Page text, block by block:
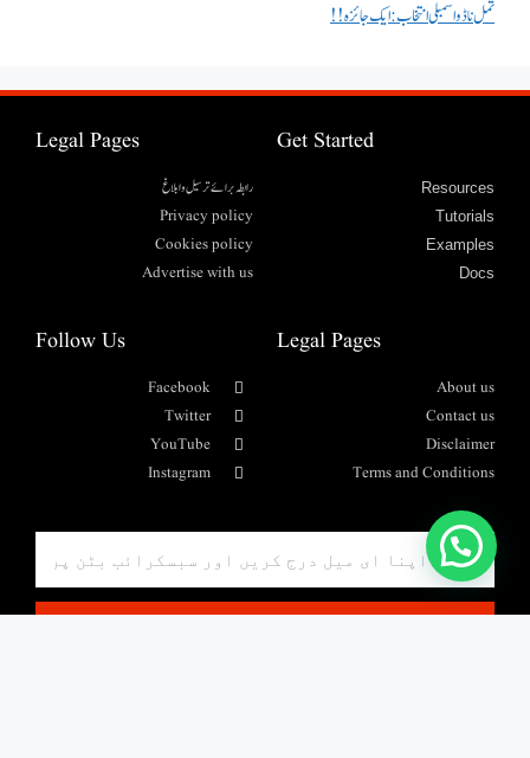
تمل ناڈو اسمبلی انتخاب : ایک جائزہ !!
Get Started
Resources
Tutorials
Examples
Docs
Legal Pages
رابطہ برائے ترسیل وابلاغ
Privacy policy
Cookies policy
Advertise with us
Legal Pages
About us
Contact us
Disclaimer
Terms and Conditions
Follow Us
Facebook
Twitter
YouTube
Instagram